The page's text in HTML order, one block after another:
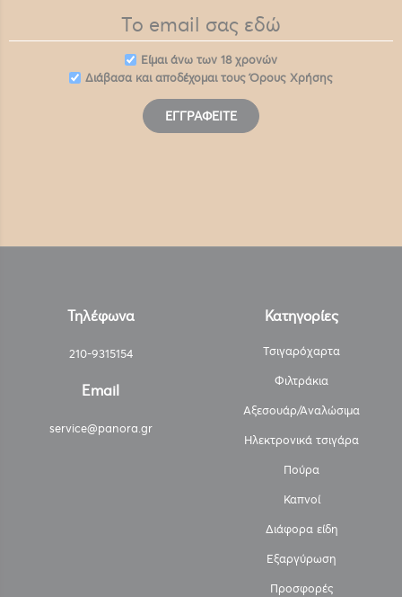
Eίμαι άνω των 18 χρονών
Διάβασα και αποδέχομαι τουςΌρους Χρήσης
ΕΓΓΡΑΦΕΊΤΕ
Τηλέφωνα
210-9315154
Email
service@panora.gr
Κατηγορίες
Τσιγαρόχαρτα
Φιλτράκια
Αξεσουάρ/Αναλώσιμα
Ηλεκτρονικά τσιγάρα
Πούρα
Καπνοί
Διάφορα είδη
Εξαργύρωση
Προσφορές